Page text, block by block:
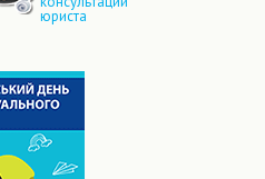
юриста